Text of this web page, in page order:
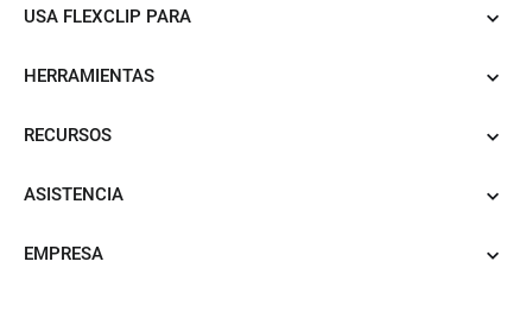
USA FLEXCLIP PARA
HERRAMIENTAS
RECURSOS
ASISTENCIA
EMPRESA